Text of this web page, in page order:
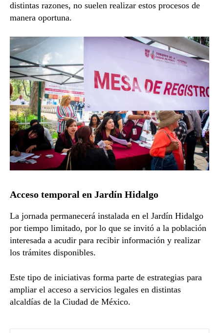
distintas razones, no suelen realizar estos procesos de
manera oportuna.
Acceso temporal en Jardín Hidalgo
La jornada permanecerá instalada en el Jardín Hidalgo
por tiempo limitado, por lo que se invitó a la población
interesada a acudir para recibir información y realizar
los trámites disponibles.
Este tipo de iniciativas forma parte de estrategias para
ampliar el acceso a servicios legales en distintas
alcaldías de la Ciudad de México.